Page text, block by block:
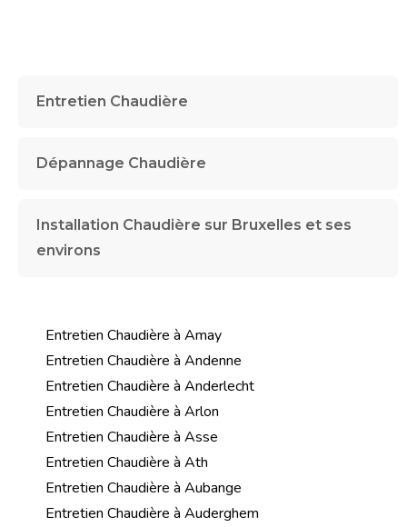
Entretien Chaudière
Dépannage Chaudière
Installation Chaudière sur Bruxelles et ses
environs
Entretien Chaudière à Amay
Entretien Chaudière à Andenne
Entretien Chaudière à Anderlecht
Entretien Chaudière à Arlon
Entretien Chaudière à Asse
Entretien Chaudière à Ath
Entretien Chaudière à Aubange
Entretien Chaudière à Auderghem